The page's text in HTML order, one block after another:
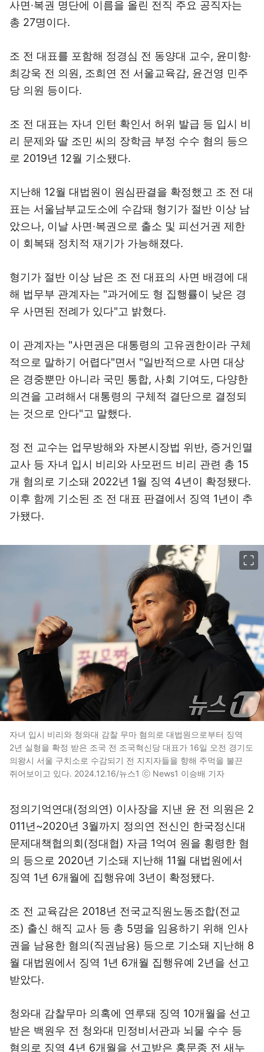
사면·복권 명단에 이름을 올린 전직 주요 공직자는
총 27명이다.
조 전 대표를 포함해 정경심 전 동양대 교수, 윤미향·
최강욱 전 의원, 조희연 전 서울교육감, 윤건영 민주
당 의원 등이다.
조 전 대표는 자녀 인턴 확인서 허위 발급 등 입시 비
리 문제와 딸 조민 씨의 장학금 부정 수수 혐의 등으
로 2019년 12월 기소됐다.
지난해 12월 대법원이 원심판결을 확정했고 조 전 대
표는 서울남부교도소에 수감돼 형기가 절반 이상 남
았으나, 이날 사면·복권으로 출소 및 피선거권 제한
이 회복돼 정치적 재기가 가능해졌다.
형기가 절반 이상 남은 조 전 대표의 사면 배경에 대
해 법무부 관계자는 "과거에도 형 집행률이 낮은 경
우 사면된 전례가 있다"고 밝혔다.
이 관계자는 "사면권은 대통령의 고유권한이라 구체
적으로 말하기 어렵다"면서 "일반적으로 사면 대상
은 경중뿐만 아니라 국민 통합, 사회 기여도, 다양한
의견을 고려해서 대통령의 구체적 결단으로 결정되
는 것으로 안다"고 말했다.
정 전 교수는 업무방해와 자본시장법 위반, 증거인멸
교사 등 자녀 입시 비리와 사모펀드 비리 관련 총 15
개 혐의로 기소돼 2022년 1월 징역 4년이 확정됐다.
이후 함께 기소된 조 전 대표 판결에서 징역 1년이 추
가됐다.
자녀 입시 비리와 청와대 감찰 무마 혐의로 대법원으로부터 징역
2년 실형을 확정 받은 조국 전 조국혁신당 대표가 16일 오전 경기도
의왕시 서울 구치소로 수감되기 전 지지자들을 향해 주먹을 불끈
쥐어보이고 있다. 2024.12.16/뉴스1 ⓒ News1 이승배 기자
정의기억연대(정의연) 이사장을 지낸 윤 전 의원은 2
011년~2020년 3월까지 정의연 전신인 한국정신대
문제대책협의회(정대협) 자금 1억여 원을 횡령한 혐
의 등으로 2020년 기소돼 지난해 11월 대법원에서
징역 1년 6개월에 집행유예 3년이 확정됐다.
조 전 교육감은 2018년 전국교직원노동조합(전교
조) 출신 해직 교사 등 총 5명을 임용하기 위해 인사
권을 남용한 혐의(직권남용) 등으로 기소돼 지난해 8
월 대법원에서 징역 1년 6개월 집행유예 2년을 선고
받았다.
청와대 감찰무마 의혹에 연루돼 징역 10개월을 선고
받은 백원우 전 청와대 민정비서관과 뇌물 수수 등
혐의로 징역 4년 6개월을 선고받은 홍문종 전 새누